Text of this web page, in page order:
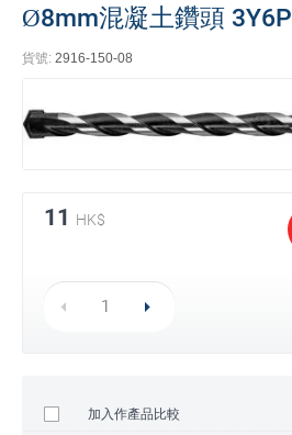
Ø8mm混凝土鑽頭 3Y6P
貨號: 2916-150-08
11 HK$
加入作產品比較